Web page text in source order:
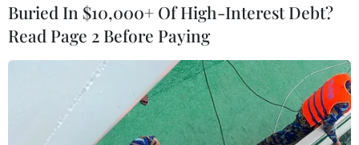
Quyết định trên được đưa ra sau khi một nhóm
các quan chức và nhà phê bình điệnảnh Iran
xem buổi chiếu phim kín tại một rạp chiếu
phim ở thủ đô Tehran. Luật sư người Pháp
Isabelle Coutant-Pare đang có mặt tại Iran để
Buried In $10,000+ Of High-Interest Debt?
Read Page 2 Before Paying